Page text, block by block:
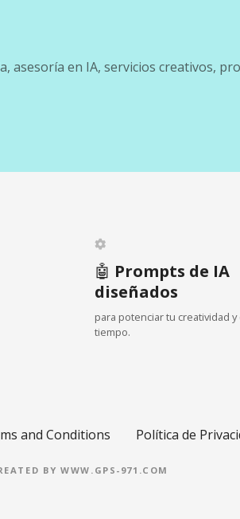
asesoría en IA, servicios creativos,
🤖 Prompts de IA
diseñados
para potenciar tu creatividad
tiempo.
and Conditions Política de
BY WWW.GPS-971.COM